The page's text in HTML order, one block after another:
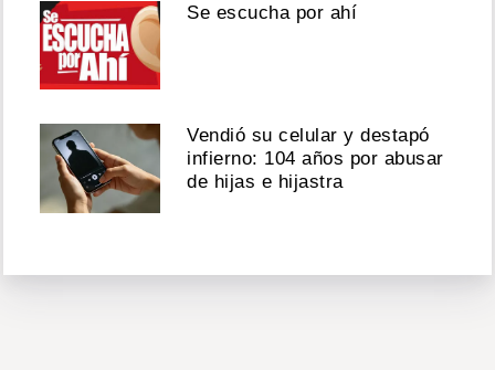
Se escucha por ahí
Vendió su celular y destapó
infierno: 104 años por abusar
de hijas e hijastra